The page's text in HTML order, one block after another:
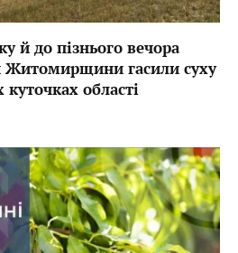
й до пізнього вечора
Житомирщини гасили суху
куточках області